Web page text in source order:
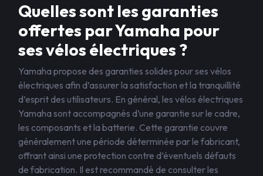
Quelles sont les garanties
offertes par Yamaha pour
ses vélos électriques ?
Yamaha propose des garanties solides pour ses vélos
électriques afin d’assurer la satisfaction et la tranquillité
d’esprit des utilisateurs. En général, les vélos électriques
Yamaha sont accompagnés d’une garantie sur le cadre,
les composants et la batterie. Cette garantie couvre
généralement une période déterminée par le fabricant,
offrant ainsi une protection contre d’éventuels défauts
de fabrication. Il est recommandé de consulter les